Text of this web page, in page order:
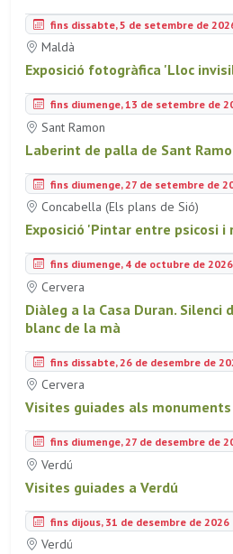
fins dissabte, 5 de setembre de
Maldà
Exposició fotogràfica 'Lloc
fins diumenge, 13 de setembre de
Sant Ramon
Laberint de palla de Sant
fins diumenge, 27 de setembre de
Concabella (Els plans de Sió)
Exposició 'Pintar entre psicosi
fins diumenge, 4 de octubre de 2026
Cervera
Diàleg a la Casa Duran. Silenci
blanc de la mà
fins dissabte, 26 de desembre de
Cervera
Visites guiades als monuments
fins diumenge, 27 de desembre de
Verdú
Visites guiades a Verdú
fins dijous, 31 de desembre de 2026
Verdú